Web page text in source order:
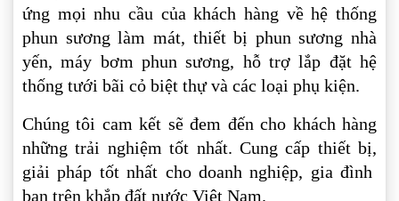
ứng mọi nhu cầu của khách hàng về hệ thống
phun sương làm mát, thiết bị phun sương nhà
yến, máy bơm phun sương, hỗ trợ lắp đặt hệ
thống tưới bãi cỏ biệt thự và các loại phụ kiện.
Chúng tôi cam kết sẽ đem đến cho khách hàng
những trải nghiệm tốt nhất. Cung cấp thiết bị,
giải pháp tốt nhất cho doanh nghiệp, gia đình
bạn trên khắp đất nước Việt Nam.